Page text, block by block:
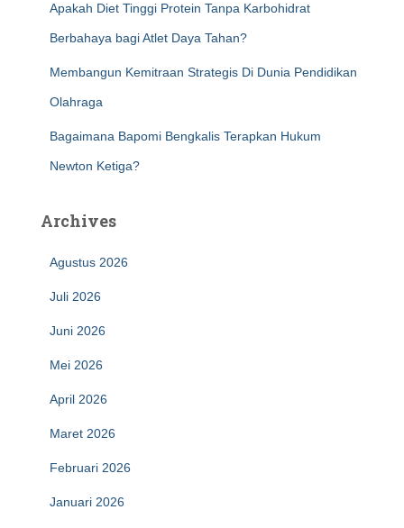
Apakah Diet Tinggi Protein Tanpa Karbohidrat
Berbahaya bagi Atlet Daya Tahan?
Membangun Kemitraan Strategis Di Dunia Pendidikan
Olahraga
Bagaimana Bapomi Bengkalis Terapkan Hukum
Newton Ketiga?
Archives
Agustus 2026
Juli 2026
Juni 2026
Mei 2026
April 2026
Maret 2026
Februari 2026
Januari 2026